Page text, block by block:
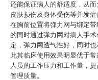
还能保证病人的舒适度，从而
皮肤损伤及身体受伤等并发
在胸前位置将弹力网与绑定
的同时通过弹力网对病人手
定，弹力网透气性好，同时
此其临床使用效果明显优于
人员的工作压力和工作量，
管理质量。